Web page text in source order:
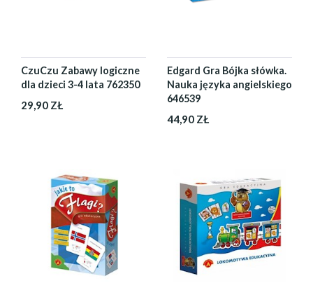
CzuCzu Zabawy logiczne
dla dzieci 3-4 lata 762350
29,90 ZŁ
Edgard Gra Bójka słówka.
Nauka języka angielskiego
646539
44,90 ZŁ